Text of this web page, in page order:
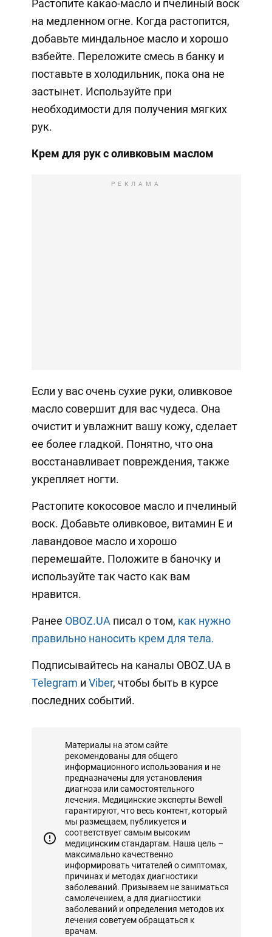
Растопите какао-масло и пчелиный воск
на медленном огне. Когда растопится,
добавьте миндальное масло и хорошо
взбейте. Переложите смесь в банку и
поставьте в холодильник, пока она не
застынет. Используйте при
необходимости для получения мягких
рук.
Крем для рук с оливковым маслом
РЕКЛАМА
Если у вас очень сухие руки, оливковое
масло совершит для вас чудеса. Она
очистит и увлажнит вашу кожу, сделает
ее более гладкой. Понятно, что она
восстанавливает повреждения, также
укрепляет ногти.
Растопите кокосовое масло и пчелиный
воск. Добавьте оливковое, витамин Е и
лавандовое масло и хорошо
перемешайте. Положите в баночку и
используйте так часто как вам
нравится.
Ранее OBOZ.UA писал о том, как нужно
правильно наносить крем для тела.
Подписывайтесь на каналы OBOZ.UA в
Telegram и Viber, чтобы быть в курсе
последних событий.
Материалы на этом сайте
рекомендованы для общего
информационного использования и не
предназначены для установления
диагноза или самостоятельного
лечения. Медицинские эксперты Bewell
гарантируют, что весь контент, который
мы размещаем, публикуется и
соответствует самым высоким
медицинским стандартам. Наша цель –
максимально качественно
информировать читателей о симптомах,
причинах и методах диагностики
заболеваний. Призываем не заниматься
самолечением, а для диагностики
заболеваний и определения методов их
лечения советуем обращаться к
врачам.